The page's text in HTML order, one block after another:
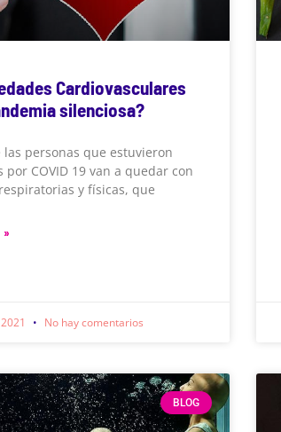
Cardiovasculares
silenciosa?
las personas que estuvieron
por COVID 19 van a quedar con
y físicas, que
»
No hay comentarios
BLOG